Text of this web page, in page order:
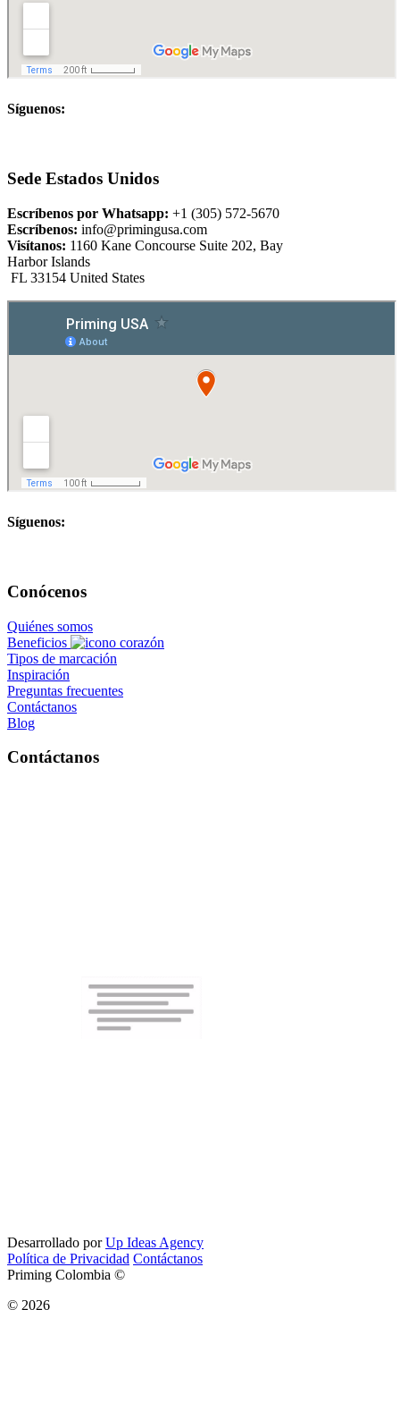
Síguenos:
Sede Estados Unidos
Escríbenos por Whatsapp: +1 (305) 572-5670
Escríbenos: info@primingusa.com
Visítanos: 1160 Kane Concourse Suite 202, Bay
Harbor Islands
FL 33154 United States
Síguenos:
Conócenos
Quiénes somos
Beneficios
Tipos de marcación
Inspiración
Preguntas frecuentes
Contáctanos
Blog
Contáctanos
Desarrollado porUp Ideas Agency
Política de Privacidad Contáctanos
Priming Colombia ©
© 2026